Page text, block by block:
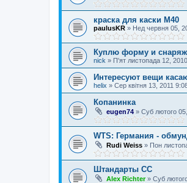
краска для каски М40
paulusKR » Нед червня 05,
Куплю форму и
nick » П'ят листопада 12,
Интересуют вещи
helix » Сер квітня 13, 2011
Копанинка
eugen74 » Суб лютого
WTS: Германия -
Rudi Weiss » Пон
Штандарты СС
Alex Richter» Суб